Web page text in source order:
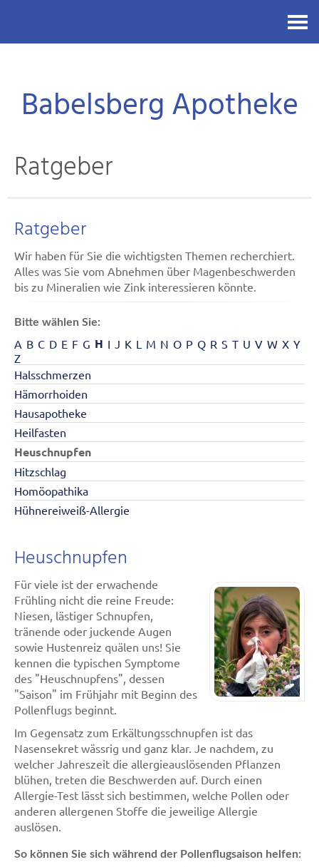
Babelsberg Apotheke
Ratgeber
Ratgeber
Wir haben für Sie die wichtigsten Themen recherchiert.
Alles was Sie vom Abnehmen über Magenbeschwerden
bis zu Mineralien wie Zink interessieren könnte.
Bitte wählen Sie:
A B C D E F G H I J K L M N O P Q R S T U V W X Y
Z
Halsschmerzen
Hämorrhoiden
Hausapotheke
Heilfasten
Heuschnupfen
Hitzschlag
Homöopathika
Hühnereiweiß-Allergie
Heuschnupfen
Für viele ist der erwachende
Frühling nicht die reine Freude:
Niesen, lästiger Schnupfen,
tränende oder juckende Augen
sowie Hustenreiz quälen uns! Sie
kennen die typischen Symptome
des "Heuschnupfens", dessen
"Saison" im Frühjahr mit Beginn des
Pollenflugs beginnt.
Im Gegensatz zum Erkältungsschnupfen ist das
Nasensekret wässrig und ganz klar. Je nachdem, zu
welcher Jahreszeit die allergieauslösenden Pflanzen
blühen, treten die Beschwerden auf. Durch einen
Allergie-Test lässt sich bestimmen, welche Pollen oder
anderen allergenen Stoffe die jeweilige Allergie
auslösen.
So können Sie sich während der Pollenflugsaison helfen: